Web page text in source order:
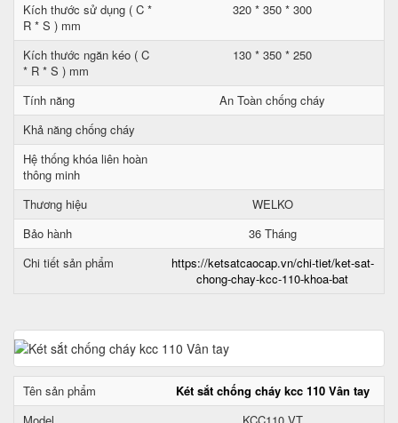
Kích thước sử dụng ( C *
R * S ) mm
320 * 350 * 300
Kích thước ngăn kéo ( C
* R * S ) mm
130 * 350 * 250
Tính năng
An Toàn chống cháy
Khả năng chống cháy
Hệ thống khóa liên hoàn
thông minh
Thương hiệu
WELKO
Bảo hành
36 Tháng
Chi tiết sản phẩm
https://ketsatcaocap.vn/chi-tiet/ket-sat-
chong-chay-kcc-110-khoa-bat
Tên sản phẩm
Két sắt chống cháy kcc 110 Vân tay